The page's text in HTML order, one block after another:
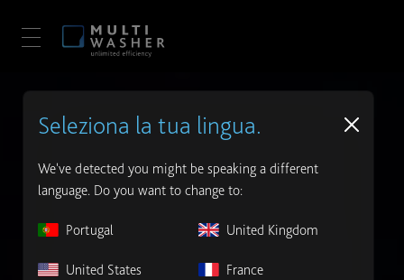
Seleziona la tua lingua.
We've detected you might be speaking a different
language. Do you want to change to:
Portugal United Kingdom
United States France